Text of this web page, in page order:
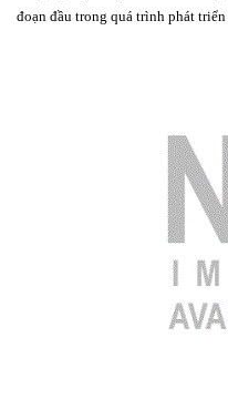
đoạn đầu trong quá trình phát triển